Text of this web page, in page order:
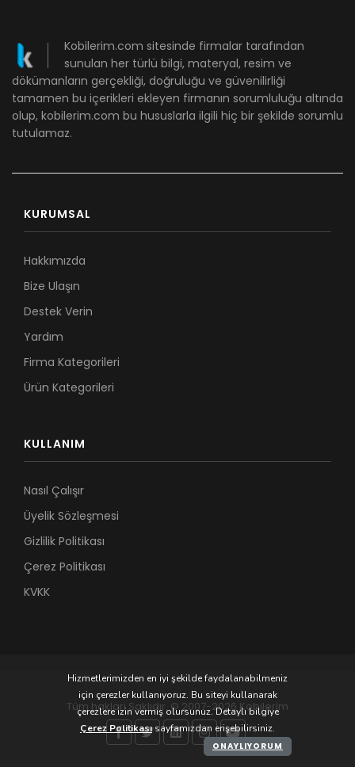
Kobilerim.com sitesinde firmalar tarafından
sunulan her türlü bilgi, materyal, resim ve
dökümanların gerçekliği, doğruluğu ve güvenilirliği
tamamen bu içerikleri ekleyen firmanın sorumluluğu altında
olup, kobilerim.com bu hususlarla ilgili hiç bir şekilde sorumlu
tutulamaz.
KURUMSAL
Hakkımızda
Bize Ulaşın
Destek Verin
Yardım
Firma Kategorileri
Ürün Kategorileri
KULLANIM
Nasıl Çalışır
Üyelik Sözleşmesi
Gizlilik Politikası
Çerez Politikası
KVKK
Tüm hakları Saklıdır. © 2007-2026 Kobilerim
Hizmetlerimizden en iyi şekilde faydalanabilmeniz
için çerezler kullanıyoruz. Bu siteyi kullanarak
çerezlere izin vermiş olursunuz. Detaylı bilgiye
Çerez Politikasısayfamızdan erişebilirsiniz.
ONAYLIYORUM